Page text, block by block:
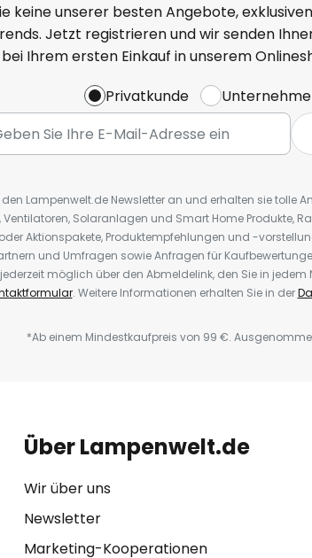
keine unserer besten Angebote,
Jetzt registrieren und wir senden
bei Ihrem ersten Einkauf in unserem
Privatkunde
den Lampenwelt.de Newsletter an und erhalten sie tolle
Ventilatoren, Solaranlagen und Smart Home Produkte,
Aktionspakete, Produktempfehlungen und -
und Umfragen sowie Anfragen für
möglich über den Abmeldelink, den Sie in jedem
. Weitere Informationen erhalten Sie in der
*Ab einem Mindestkaufpreis von 99 €.
Über Lampenwelt.de
Wir über uns
Newsletter
Marketing-Kooperationen